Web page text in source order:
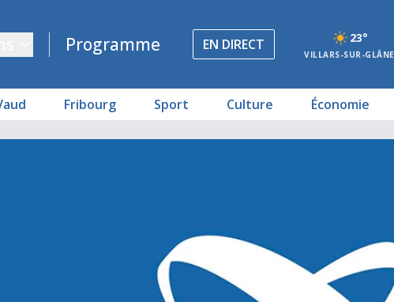
Programme EN DIRECT 23°
VILLARS-SUR-GLÂNE
Fribourg Sport Culture Économie